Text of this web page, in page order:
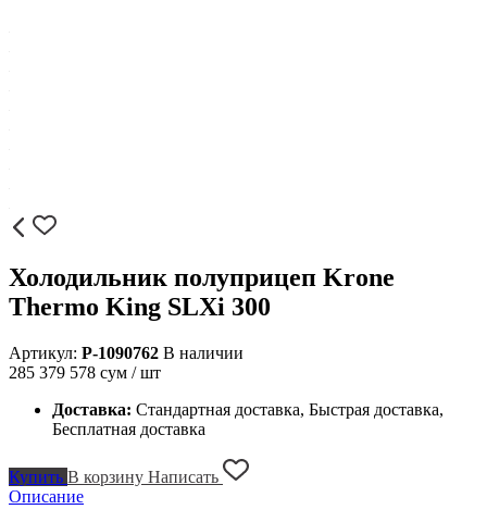
Холодильник полуприцеп Krone
Thermo King SLXi 300
Артикул: P-1090762 В наличии
285 379 578 сум / шт
Доставка: Стандартная доставка, Быстрая доставка,
Бесплатная доставка
Купить В корзину Написать
Описание